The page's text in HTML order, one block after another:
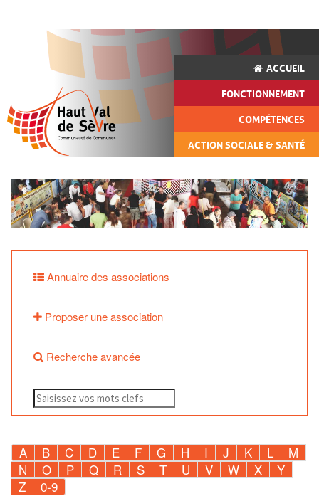
ACCUEIL
FONCTIONNEMENT
COMPÉTENCES
ACTION SOCIALE & SANTÉ
Annuaire des associations
Proposer une association
Recherche avancée
A B C D E F G H I J K L
M
N
O P Q R S T U V W X
Y
Z
0-9